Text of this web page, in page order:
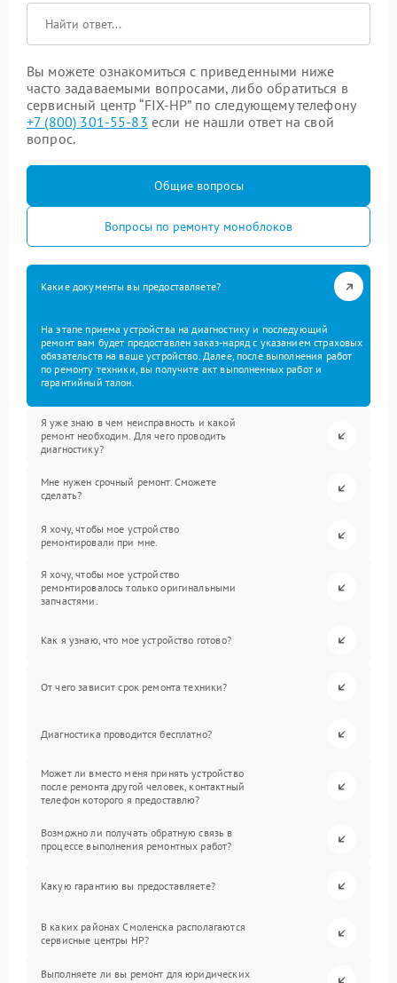
Вы можете ознакомиться с приведенными ниже
часто задаваемыми вопросами, либо обратиться в
сервисный центр “FIX-HP” по следующему телефону
+7 (800) 301-55-83 если не нашли ответ на свой
вопрос.
Общие вопросы
Вопросы по ремонту моноблоков
Какие документы вы предоставляете?
На этапе приема устройства на диагностику и последующий
ремонт вам будет предоставлен заказ-наряд с указанием страховых
обязательств на ваше устройство. Далее, после выполнения работ
по ремонту техники, вы получите акт выполненных работ и
гарантийный талон.
Я уже знаю в чем неисправность и какой
ремонт необходим. Для чего проводить
диагностику?
Мне нужен срочный ремонт. Сможете
сделать?
Я хочу, чтобы мое устройство
ремонтировали при мне.
Я хочу, чтобы мое устройство
ремонтировалось только оригинальными
запчастями.
Как я узнаю, что мое устройство готово?
От чего зависит срок ремонта техники?
Диагностика проводится бесплатно?
Может ли вместо меня принять устройство
после ремонта другой человек, контактный
телефон которого я предоставлю?
Возможно ли получать обратную связь в
процессе выполнения ремонтных работ?
Какую гарантию вы предоставляете?
В каких районах Смоленска располагаются
сервисные центры HP?
Выполняете ли вы ремонт для юридических